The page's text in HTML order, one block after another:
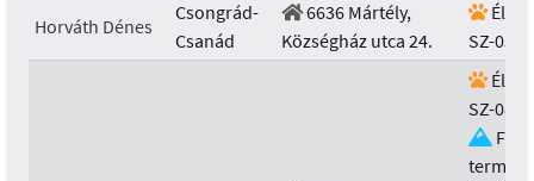
Horváth Dénes
Csongrád-
Csanád
6636 Mártély,
Községház utca 24.
SZ-
SZ-